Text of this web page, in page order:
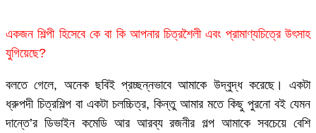
একজন শিল্পী হিসেবে কে বা কি আপনার চিত্রশৈলী এবং প্রামাণ্যচিত্রে উৎসাহ
যুগিয়েছে?
বলতে গেলে, অনেক ছবিই প্রচ্ছন্নভাবে আমাকে উদ্বুদ্ধ করেছে। একটা
ধ্রুপদী চিত্রশিল্প বা একটা চলচ্চিত্র, কিন্তু আমার মতে কিছু পুরনো বই যেমন
দান্তে’র ডিভাইন কমেডি আর আরব্য রজনীর গল্প আমাকে সবচেয়ে বেশি